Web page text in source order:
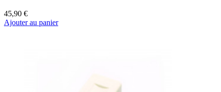
45,90 €
Ajouter au panier